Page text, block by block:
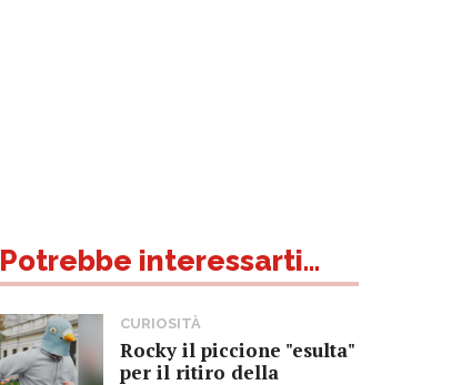
Potrebbe interessarti...
CURIOSITÀ
Rocky il piccione "esulta"
per il ritiro della